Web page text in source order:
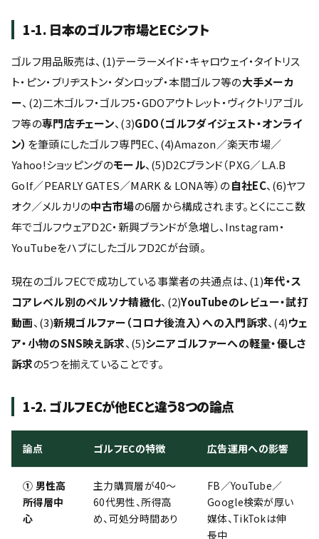
1-1. 日本のゴルフ市場とECシフト
ゴルフ用品販売は、(1)テーラーメイド・キャロウェイ・タイトリス
ト・ピン・ブリヂストン・ダンロップ・本間ゴルフ等の大手メーカ
ー、(2)二木ゴルフ・ゴルフ5・GDOアウトレット・ヴィクトリアゴル
フ等の専門店チェーン、(3)GDO（ゴルフダイジェスト・オンライ
ン） を筆頭にしたゴルフ専門EC、(4)Amazon／楽天市場／
Yahoo!ショッピングのモール、(5)D2Cブランド（PXG／L.A.B
Golf／PEARLY GATES／MARK & LONA等）の自社EC、(6)ヤフ
オク／メルカリの中古市場の6層から構成されます。とくにここ数
年でゴルフウェアD2C・新興ブランドが急増し、Instagram・
YouTubeをハブにしたゴルフD2Cが台頭。
現在のゴルフECで成功している事業者の共通点は、(1)年代・ス
コアレベル別のペルソナ精緻化、(2)YouTubeのレビュー・試打
動画、(3)新規ゴルファー（コロナ後流入）への入門訴求、(4)ウェ
ア・小物のSNS映え訴求、(5)シニアゴルファーへの軽量・優しさ
訴求の5つを揃えていることです。
1-2. ゴルフECが他ECと違う8つの論点
論点 ゴルフECの特徴 広告運用への影響
① 男性高
所得層中
心
主力購買層が40〜
60代男性、所得高
め、可処分時間あり
FB／YouTube／
Google検索が厚い
媒体、TikTokは伸
長中